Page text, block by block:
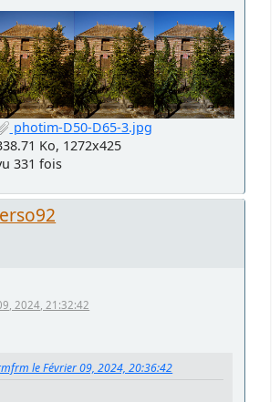
photim-D50-D65-3.jpg
Ko, 1272x425
331 fois
2024, 21:32:42
le Février 09, 2024, 20:36:42